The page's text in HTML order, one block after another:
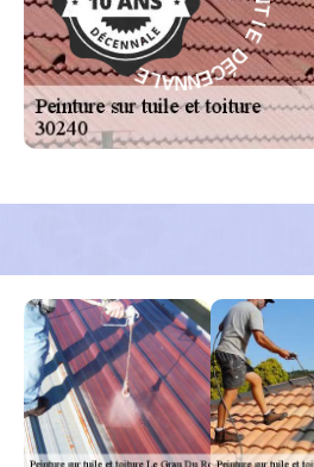
G
A
R
A
N
T
I
E D
É
C
E
N
N
A
L
E
-